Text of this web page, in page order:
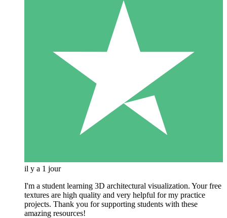
il y a 1 jour
I'm a student learning 3D architectural visualization. Your free
textures are high quality and very helpful for my practice
projects. Thank you for supporting students with these
amazing resources!